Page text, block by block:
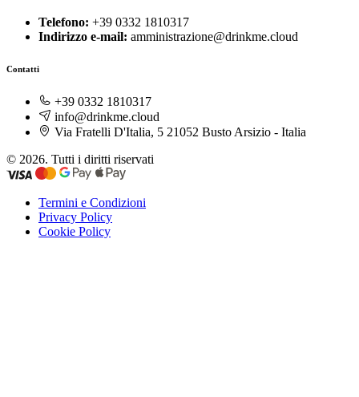
Telefono: +39 0332 1810317
Indirizzo e-mail: amministrazione@drinkme.cloud
Contatti
+39 0332 1810317
info@drinkme.cloud
Via Fratelli D'Italia, 5 21052 Busto Arsizio - Italia
© 2026. Tutti i diritti riservati
Termini e Condizioni
Privacy Policy
Cookie Policy